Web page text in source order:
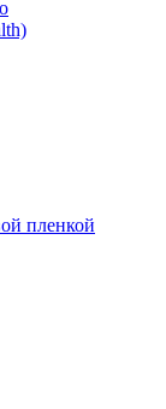
пленкой